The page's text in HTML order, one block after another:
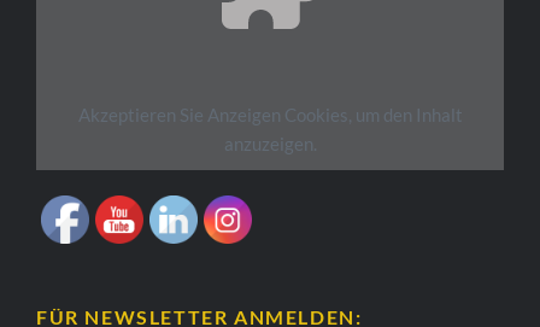
Akzeptieren Sie Anzeigen Cookies, um den Inhalt
anzuzeigen.
FÜR NEWSLETTER ANMELDEN: